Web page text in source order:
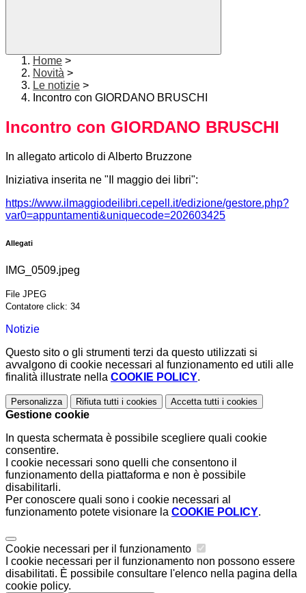
Home >
Novità >
Le notizie >
Incontro con GIORDANO BRUSCHI
Incontro con GIORDANO BRUSCHI
In allegato articolo di Alberto Bruzzone
Iniziativa inserita ne "Il maggio dei libri":
https://www.ilmaggiodeilibri.cepell.it/edizione/gestore.php?
var0=appuntamenti&uniquecode=202603425
Allegati
IMG_0509.jpeg
File JPEG
Contatore click: 34
Notizie
Questo sito o gli strumenti terzi da questo utilizzati si
avvalgono di cookie necessari al funzionamento ed utili alle
finalità illustrate nella COOKIE POLICY.
Personalizza Rifiuta tutti i cookies Accetta tutti i cookies
Gestione cookie
In questa schermata è possibile scegliere quali cookie
consentire.
I cookie necessari sono quelli che consentono il
funzionamento della piattaforma e non è possibile
disabilitarli.
Per conoscere quali sono i cookie necessari al
funzionamento potete visionare la COOKIE POLICY.
Cookie necessari per il funzionamento
I cookie necessari per il funzionamento non possono essere
disabilitati. È possibile consultare l'elenco nella pagina della
cookie policy.